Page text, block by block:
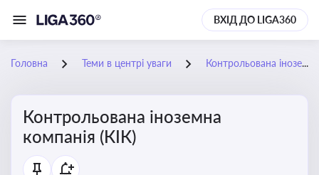
ВХІД ДО LIGA360
Головна Теми в центрі уваги Контрольована іноземна компанія (КІК)
Контрольована іноземна
компанія (КІК)